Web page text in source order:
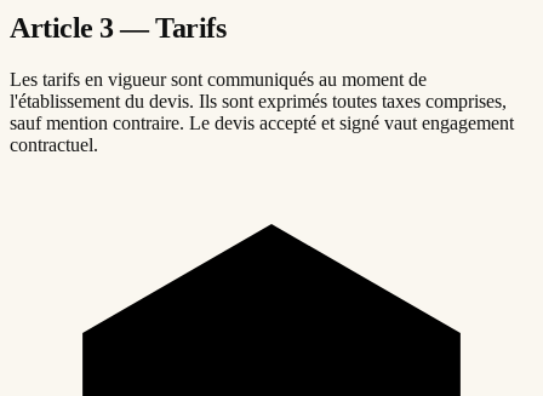
Article 3 — Tarifs
Les tarifs en vigueur sont communiqués au moment de
l'établissement du devis. Ils sont exprimés toutes taxes comprises,
sauf mention contraire. Le devis accepté et signé vaut engagement
contractuel.